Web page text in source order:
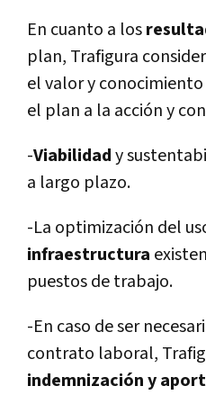
En cuanto a los
plan, Trafigura
el valor y
el plan a la acción y
-Viabilidady
a largo plazo.
-La optimización del
infraestructura
puestos de trabajo.
-En caso de ser
contrato laboral,
indemnización y